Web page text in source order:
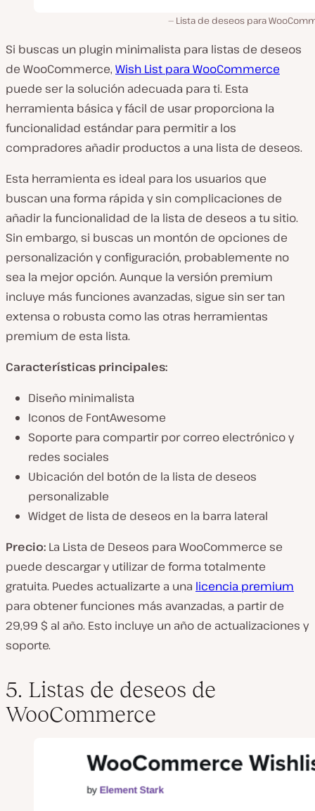
Lista de deseos para
Si buscas un plugin minimalista para listas de deseos
de WooCommerce, Wish List para WooCommerce
puede ser la solución adecuada para ti. Esta
herramienta básica y fácil de usar proporciona la
funcionalidad estándar para permitir a los
compradores añadir productos a una lista de deseos.
Esta herramienta es ideal para los usuarios que
buscan una forma rápida y sin complicaciones de
añadir la funcionalidad de la lista de deseos a tu sitio.
Sin embargo, si buscas un montón de opciones de
personalización y configuración, probablemente no
sea la mejor opción. Aunque la versión premium
incluye más funciones avanzadas, sigue sin ser tan
extensa o robusta como las otras herramientas
premium de esta lista.
Características principales:
Diseño minimalista
Iconos de FontAwesome
Soporte para compartir por correo electrónico y
redes sociales
Ubicación del botón de la lista de deseos
personalizable
Widget de lista de deseos en la barra lateral
Precio: La Lista de Deseos para WooCommerce se
puede descargar y utilizar de forma totalmente
gratuita. Puedes actualizarte a una licencia premium
para obtener funciones más avanzadas, a partir de
29,99 $ al año. Esto incluye un año de actualizaciones y
soporte.
5. Listas de deseos de
WooCommerce